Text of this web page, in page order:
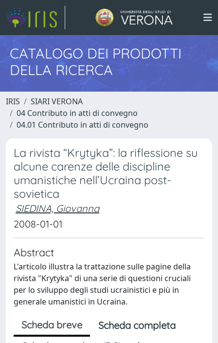
CATALOGO DEI PRODOTTI
DELLA RICERCA
IRIS
SIARI VERONA
04 Contributo in atti di convegno
04.01 Contributo in atti di convegno
La rivista “Krytyka”: la riflessione su
alcune carenze delle discipline
umanistiche nell’Ucraina post-
sovietica
SIEDINA, Giovanna
2008-01-01
Abstract
L'articolo illustra la trattazione sulle pagine della
rivista "Krytyka" di una serie di questioni cruciali
per lo sviluppo degli studi ucrainistici e più in
generale umanistici in Ucraina.
Scheda breve
Scheda completa